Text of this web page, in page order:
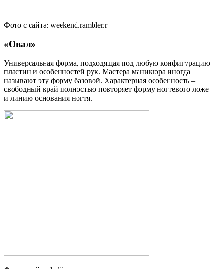
Фото с сайта: weekend.rambler.r
«Овал»
Универсальная форма, подходящая под любую конфигурацию
пластин и особенностей рук. Мастера маникюра иногда
называют эту форму базовой. Характерная особенность –
свободный край полностью повторяет форму ногтевого ложе
и линию основания ногтя.